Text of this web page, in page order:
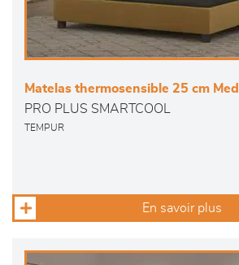
Matelas thermosensible 25 cm
PRO PLUS SMARTCOOL
TEMPUR
En savoir plus